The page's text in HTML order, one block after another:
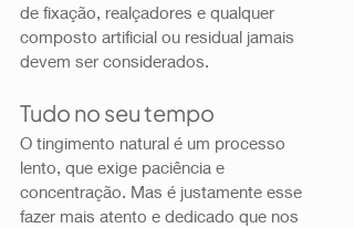
de fixação, realçadores e qualquer
composto artificial ou residual jamais
devem ser considerados.
Tudo no seu tempo
O tingimento natural é um processo
lento, que exige paciência e
concentração. Mas é justamente esse
fazer mais atento e dedicado que nos